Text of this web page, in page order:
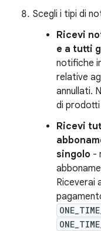
Scegli i tipi di
Ricevi
e a tutti
notifiche
relative
annullati.
di
Ricevi
singolo -
Riceverai